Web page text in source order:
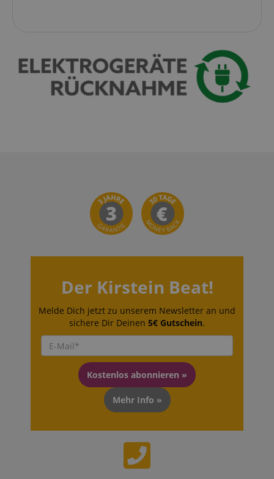
Der Kirstein Beat!
Melde Dich jetzt zu unserem Newsletter an und
sichere Dir Deinen 5€ Gutschein.
Kostenlos abonnieren »
Mehr Info »